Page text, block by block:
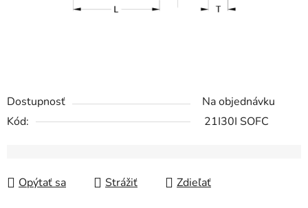
Dostupnosť
Na objednávku
Kód:
21I30I SOFC
Opýtať sa Strážiť Zdieľať